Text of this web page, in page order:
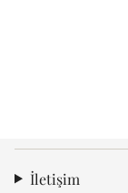
İletişim